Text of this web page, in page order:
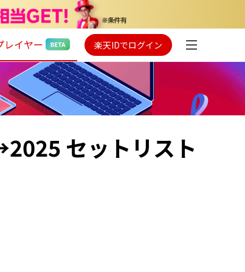
レイヤー 楽天IDでログイン
セットリスト